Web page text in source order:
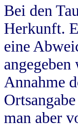
Bei den
Herkunft.
eine
Annahme
man aber